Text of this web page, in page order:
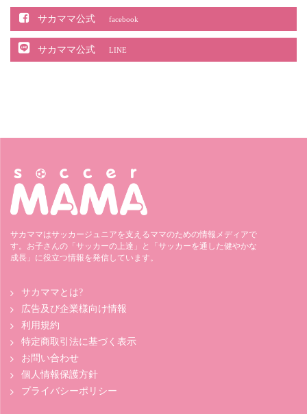
サカママ公式 facebook
サカママ公式 LINE
サカママはサッカージュニアを支えるママのための情報メディアで
す。お子さんの「サッカーの上達」と「サッカーを通した健やかな
成長」に役立つ情報を発信しています。
サカママとは?
広告及び企業様向け情報
利用規約
特定商取引法に基づく表示
お問い合わせ
個人情報保護方針
プライバシーポリシー